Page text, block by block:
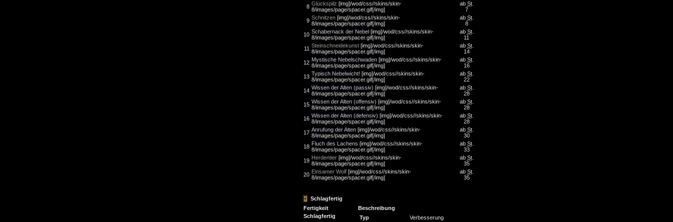
8 Glückspilz [img]/wod/css//skins/skin-
8/images/page/spacer.gif[/img]
ab St.
7
9 Schnitzen [img]/wod/css//skins/skin-
8/images/page/spacer.gif[/img]
ab St.
8
10 Schabernack der Nebel [img]/wod/css//skins/skin-
8/images/page/spacer.gif[/img]
ab St.
11
11 Steinschneidekunst [img]/wod/css//skins/skin-
8/images/page/spacer.gif[/img]
ab St.
14
12 Mystische Nebelschwaden [img]/wod/css//skins/skin-
8/images/page/spacer.gif[/img]
ab St.
16
13 Typisch Nebelwicht! [img]/wod/css//skins/skin-
8/images/page/spacer.gif[/img]
ab St.
22
14 Wissen der Alten (passiv) [img]/wod/css//skins/skin-
8/images/page/spacer.gif[/img]
ab St.
28
15 Wissen der Alten (offensiv) [img]/wod/css//skins/skin-
8/images/page/spacer.gif[/img]
ab St.
28
16 Wissen der Alten (defensiv) [img]/wod/css//skins/skin-
8/images/page/spacer.gif[/img]
ab St.
28
17 Anrufung der Alten [img]/wod/css//skins/skin-
8/images/page/spacer.gif[/img]
ab St.
30
18 Fluch des Lachens [img]/wod/css//skins/skin-
8/images/page/spacer.gif[/img]
ab St.
33
19 Herdentier [img]/wod/css//skins/skin-
8/images/page/spacer.gif[/img]
ab St.
35
20 Einsamer Wolf [img]/wod/css//skins/skin-
8/images/page/spacer.gif[/img]
ab St.
35
Schlagfertig
Fertigkeit
Beschreibung
Schlagfertig
Typ Verbesserung